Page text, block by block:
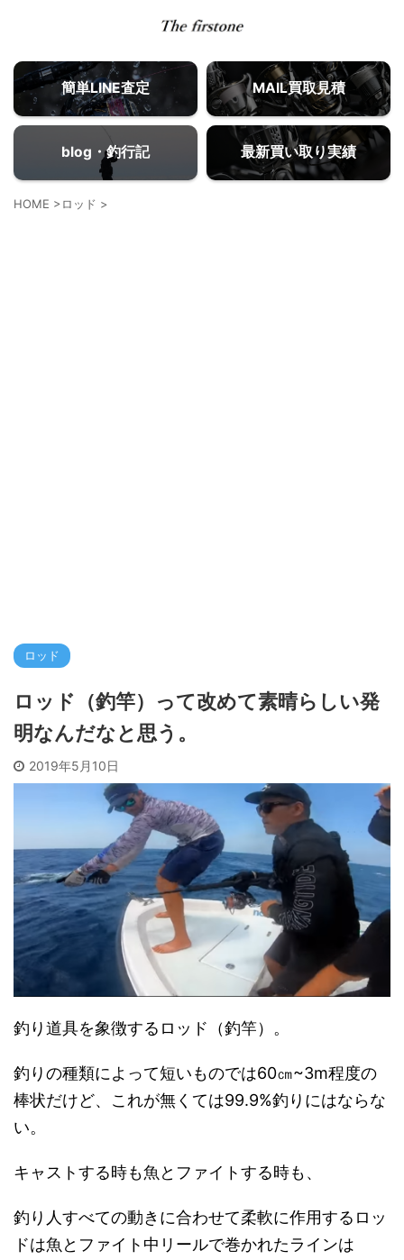
簡単LINE査定 MAIL買取見積
blog・釣行記 最新買い取り実績
HOME >ロッド >
ロッド
ロッド（釣竿）って改めて素晴らしい発
明なんだなと思う。
2019年5月10日
釣り道具を象徴するロッド（釣竿）。
釣りの種類によって短いものでは60㎝~3m程度の
棒状だけど、これが無くては99.9%釣りにはならな
い。
キャストする時も魚とファイトする時も、
釣り人すべての動きに合わせて柔軟に作用するロッ
ドは魚とファイト中リールで巻かれたラインは